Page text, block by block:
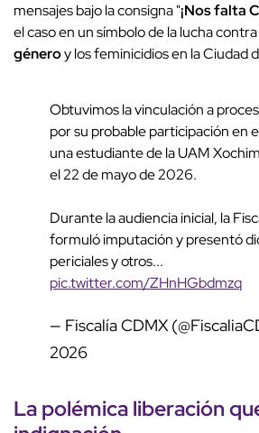
mensajes bajo la consigna "¡Nos falta
el caso en un símbolo de la lucha contra
géneroy los feminicidios en la Ciudad
Obtuvimos la vinculación a
por su probable participación en
una estudiante de la UAM
el 22 de mayo de 2026.
Durante la audiencia inicial, la
formuló imputación y presentó
periciales y otros...
pic.twitter.com/ZHnHGbdmzq
— Fiscalía CDMX
2026
La polémicaliberación